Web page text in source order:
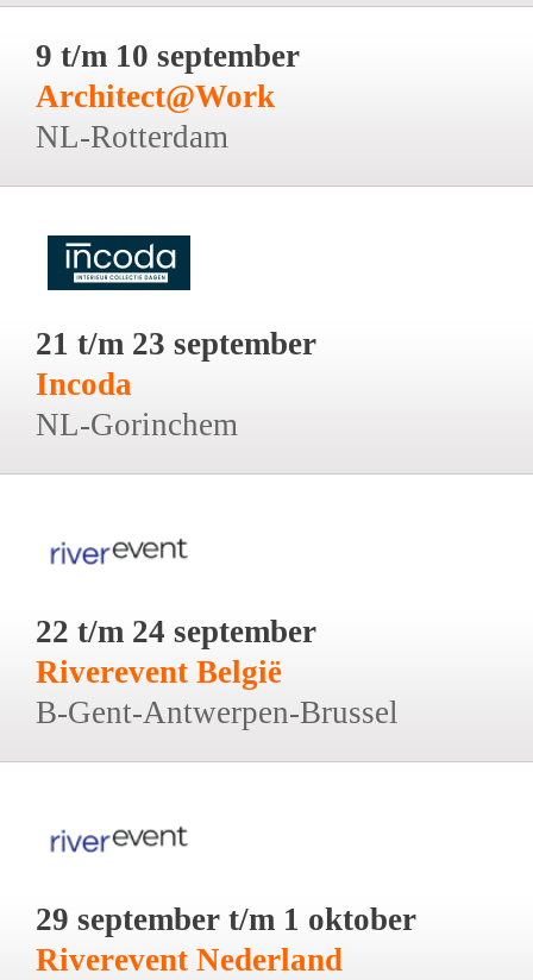
9 t/m 10 september
Architect@Work
NL-Rotterdam
21 t/m 23 september
Incoda
NL-Gorinchem
22 t/m 24 september
Riverevent België
B-Gent-Antwerpen-Brussel
29 september t/m 1 oktober
Riverevent Nederland